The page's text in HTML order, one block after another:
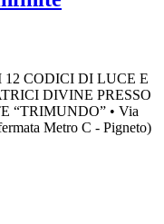
I 12 CODICI DI LUCE E
DIVINE PRESSO
“TRIMUNDO” • Via
Metro C - Pigneto)